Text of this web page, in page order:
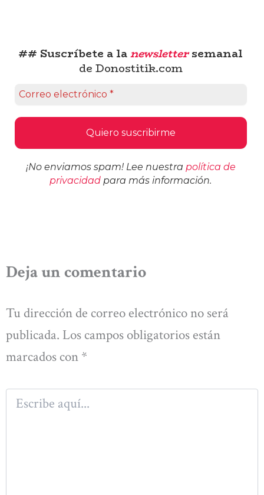
## Suscríbete a lanewslettersemanal
de Donostitik.com
¡No enviamos spam! Lee nuestra política de
privacidad para más información.
Deja un comentario
Tu dirección de correo electrónico no será
publicada. Los campos obligatorios están
marcados con *
Escribe
aquí...